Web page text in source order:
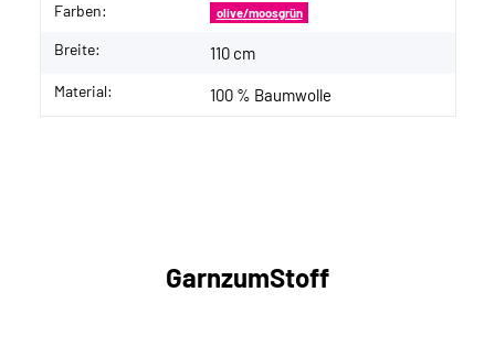
Farben: olive/moosgrün
Breite: 110 cm
Material: 100 % Baumwolle
GarnzumStoff